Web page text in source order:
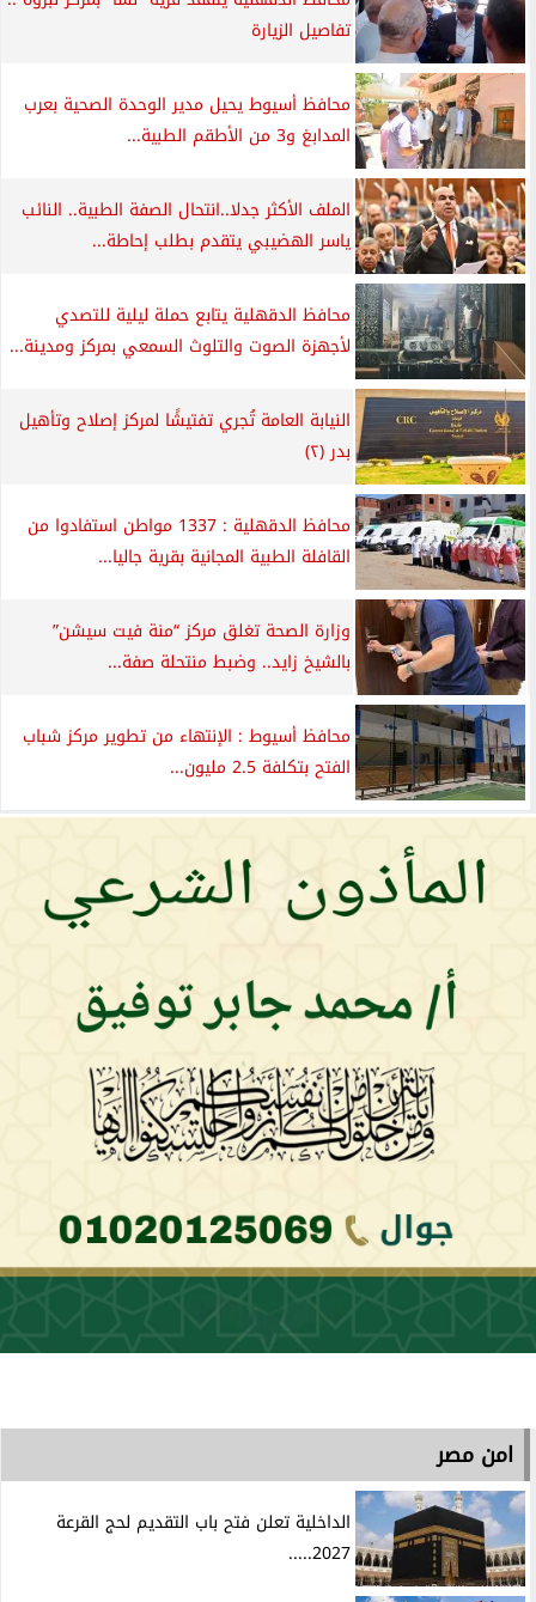
تفاصيل الزيارة
محافظ أسيوط يحيل مدير الوحدة الصحية بعرب
المدابغ و3 من الأطقم الطبية...
الملف الأكثر جدلا..انتحال الصفة الطبية.. النائب
ياسر الهضيبي يتقدم بطلب إحاطة...
محافظ الدقهلية يتابع حملة ليلية للتصدي
لأجهزة الصوت والتلوث السمعي بمركز ومدينة...
النيابة العامة تُجري تفتيشًا لمركز إصلاح وتأهيل
بدر (٢)
محافظ الدقهلية : 1337 مواطن استفادوا من
القافلة الطبية المجانية بقرية جاليا...
وزارة الصحة تغلق مركز “منة فيت سيشن”
بالشيخ زايد.. وضبط منتحلة صفة...
محافظ أسيوط : الإنتهاء من تطوير مركز شباب
الفتح بتكلفة 2.5 مليون...
امن مصر
الداخلية تعلن فتح باب التقديم لحج القرعة
2027.....